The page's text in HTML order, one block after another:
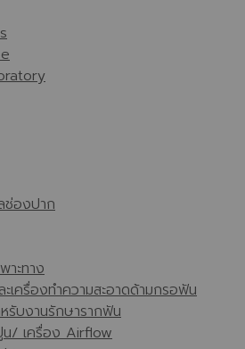
องปาก
าะทาง
ะเครื่องทำความสะอาดด้ามกรอฟัน
รับงานรักษารากฟัน
น/ เครื่อง Airflow